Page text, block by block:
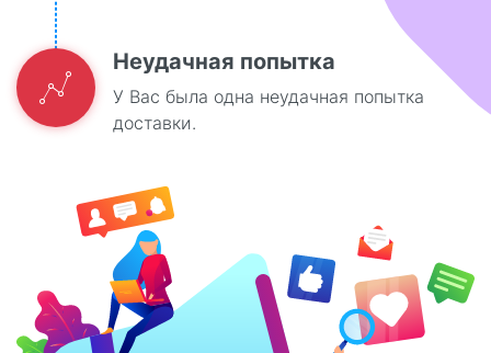
Неудачная попытка
У Вас была одна неудачная попытка
доставки.